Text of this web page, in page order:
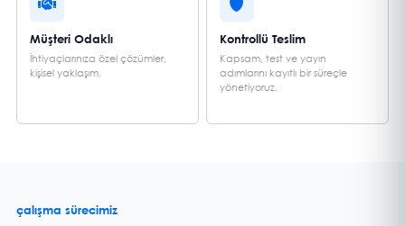
Müşteri Odaklı
İhtiyaçlarınıza özel çözümler,
kişisel yaklaşım.
Kontrollü Teslim
Kapsam, test ve yayın
adımlarını kayıtlı bir süreçle
yönetiyoruz.
çalışma sürecimiz